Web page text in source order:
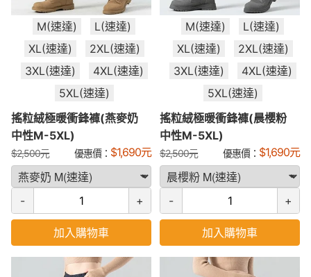
M(速達)
L(速達)
XL(速達)
2XL(速達)
3XL(速達)
4XL(速達)
5XL(速達)
搖粒絨極暖衝鋒褲(燕麥奶
中性M-5XL)
$2,500元 優惠價： $1,690元
- +
加入購物車
M(速達)
L(速達)
XL(速達)
2XL(速達)
3XL(速達)
4XL(速達)
5XL(速達)
搖粒絨極暖衝鋒褲(晨櫻粉
中性M-5XL)
$2,500元 優惠價： $1,690元
- +
加入購物車